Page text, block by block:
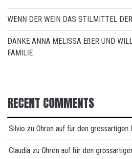
WENN DER WEIN DAS STILMITTEL
DANKE ANNA MELISSA EßER UND
FAMILIE
RECENT COMMENTS
Silvio zu Ohren auf für den grossartigen
Claudia zu Ohren auf für den